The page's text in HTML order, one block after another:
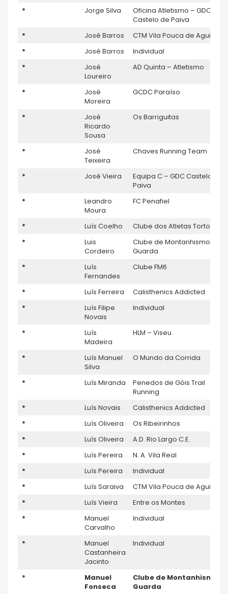
* Jorge Silva
Oficina Atletismo – GDC
Castelo de Paiva
*
José Barros
CTM Vila Pouca de Aguiar
*
José Barros
Individual
*
José
Loureiro
AD Quinta – Atletismo
*
José
Moreira
GCDC Paraíso
*
José
Ricardo
Sousa
Os Barriguitas
*
José
Teixeira
Chaves Running Team
* José Vieira
Equipa C – GDC Castelo de
Paiva
*
Leandro
Moura
FC Penafiel
* Luís Coelho
Clube dos Atletas Tortos
*
Luis
Cordeiro
Clube de Montanhismo da
Guarda
*
Luís
Fernandes
Clube FM6
* Luís Ferreira
Calisthenics Addicted
*
Luís Filipe
Novais
Individual
*
Luís
Madeira
HLM – Viseu
*
Luís Manuel
Silva
O Mundo da Corrida
* Luís Miranda
Penedos de Góis Trail
Running
*
Luís Novais
Calisthenics Addicted
*
Luís Oliveira
Os Ribeirinhos
*
Luís Oliveira
A.D. Rio Largo C.E.
*
Luís Pereira
N. A. Vila Real
*
Luís Pereira
Individual
*
Luís Saraiva
CTM Vila Pouca de Aguiar
*
Luís Vieira
Entre os Montes
*
Manuel
Carvalho
Individual
*
Manuel
Castanheira
Jacinto
Individual
*
Manuel
Fonseca
Clube de Montanhismo
Guarda